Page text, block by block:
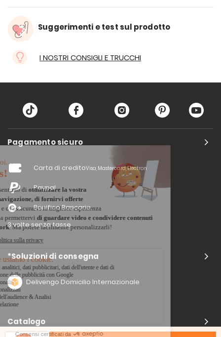
Suggerimenti e test sul prodotto
I NOSTRI CONSIGLI E TRUCCHI
Pagamento sicuro
Carta di creditoVisa, Mastercard, Electron
Paypal
Bonifico Bancario
3 volte senza tasse
*Soluzioni di consegna
Delivengo Domicilio Internazionale
Catalogo